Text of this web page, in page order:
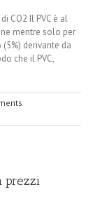
CO2 Il PVC è al
mentre solo per
derivante da
che il PVC,
prezzi